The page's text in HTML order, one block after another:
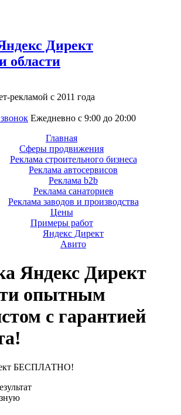
Директ
области
рекламой с 2011 года
Ежедневно с 9:00 до 20:00
Главная
Сферы продвижения
Реклама строительного бизнеса
Реклама автосервисов
Реклама b2b
Реклама санаториев
Реклама заводов и производства
Цены
Примеры работ
Яндекс Директ
Авито
Яндекс Директ
опытным
с гарантией
БЕСПЛАТНО!